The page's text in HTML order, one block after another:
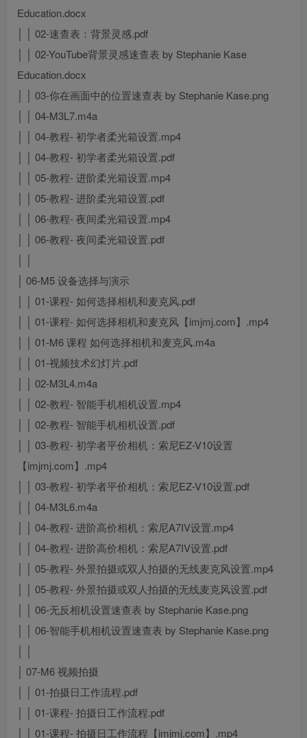
Education.docx
│ │ 02-速查表：背景灵感.pdf
│ │ 02-YouTube背景灵感速查表 by Stephanie Kase
Education.docx
│ │ 03-你在画面中的位置速查表 by Stephanie Kase.png
│ │ 04-M3L7.m4a
│ │ 04-教程- 初学者柔光箱设置.mp4
│ │ 04-教程- 初学者柔光箱设置.pdf
│ │ 05-教程- 进阶柔光箱设置.mp4
│ │ 05-教程- 进阶柔光箱设置.pdf
│ │ 06-教程- 夜间柔光箱设置.mp4
│ │ 06-教程- 夜间柔光箱设置.pdf
│ 06-M5 设备选择与演示
│ │ 01-课程- 如何选择相机和麦克风.pdf
│ │ 01-课程- 如何选择相机和麦克风【imjmj.com】.mp4
│ │ 01-M6 课程 如何选择相机和麦克风.m4a
│ │ 01-视频技术幻灯片.pdf
│ │ 02-M3L4.m4a
│ │ 02-教程- 智能手机相机设置.mp4
│ │ 02-教程- 智能手机相机设置.pdf
│ │ 03-教程- 初学者平价相机：索尼EZ-V10设置
【imjmj.com】.mp4
│ │ 03-教程- 初学者平价相机：索尼EZ-V10设置.pdf
│ │ 04-M3L6.m4a
│ │ 04-教程- 进阶高价相机：索尼A7IV设置.mp4
│ │ 04-教程- 进阶高价相机：索尼A7IV设置.pdf
│ │ 05-教程- 外景拍摄或双人拍摄的无线麦克风设置.mp4
│ │ 05-教程- 外景拍摄或双人拍摄的无线麦克风设置.pdf
│ │ 06-无反相机设置速查表 by Stephanie Kase.png
│ │ 06-智能手机相机设置速查表 by Stephanie Kase.png
│ 07-M6 视频拍摄
│ │ 01-拍摄日工作流程.pdf
│ │ 01-课程- 拍摄日工作流程.pdf
│ │ 01-课程- 拍摄日工作流程【imjmj.com】.mp4